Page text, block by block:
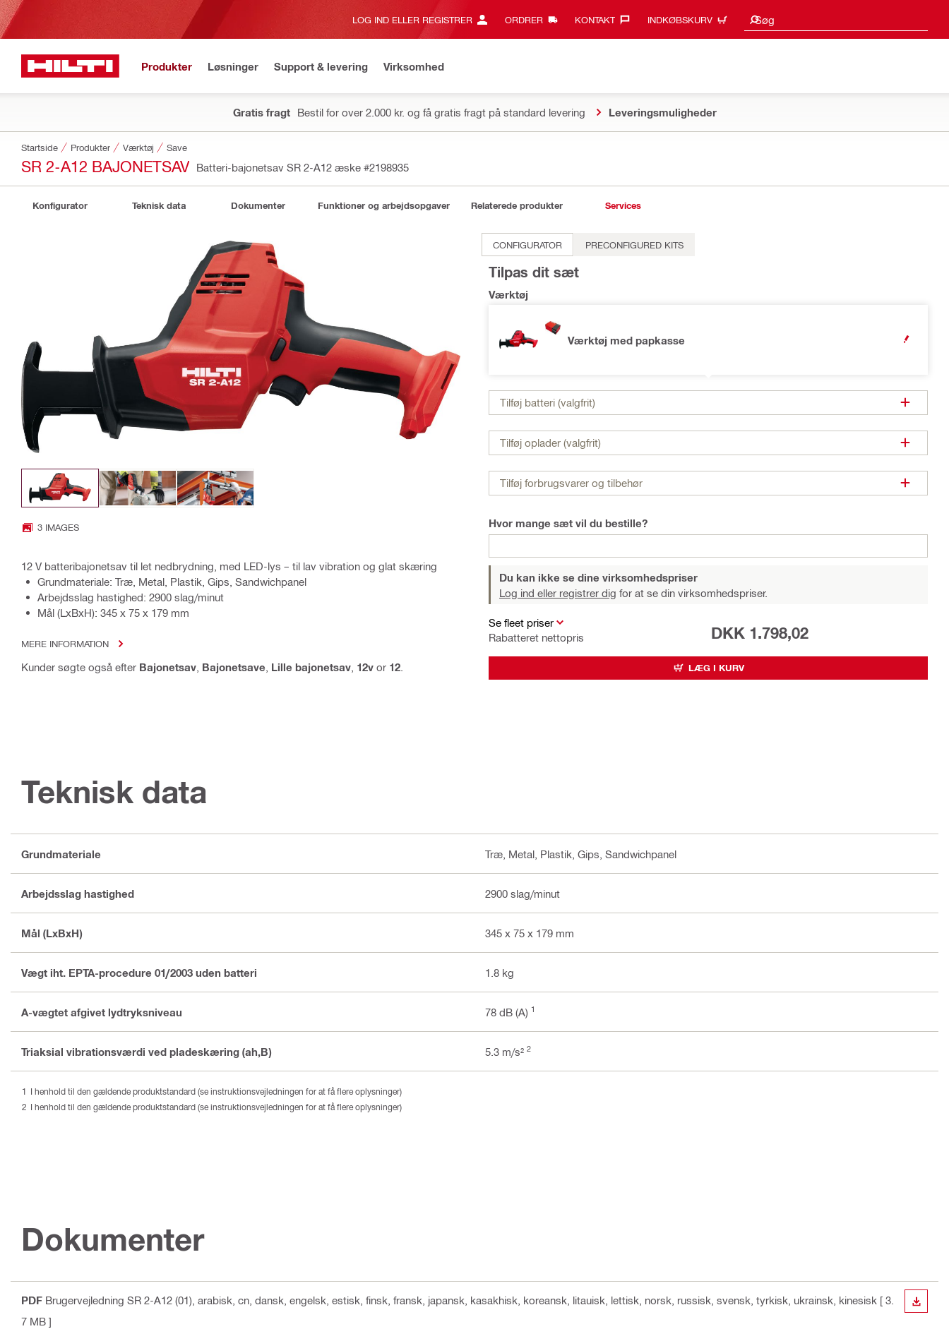
LOG IND ELLER REGISTRER ORDRER KONTAKT‎ INDKØBSKURV Søg
Søgeresultater
Produkter Løsninger Support & levering Virksomhed
Gratis fragt Bestil for over 2.000 kr. og få gratis fragt på standard levering Leveringsmuligheder
Startside Produkter Værktøj Save
SR 2-A12 BAJONETSAV Batteri-bajonetsav SR 2-A12 æske #2198935
Konfigurator Teknisk data Dokumenter Funktioner og arbejdsopgaver Relaterede produkter Services
3 IMAGES
12 V batteribajonetsav til let nedbrydning, med LED-lys – til lav vibration og glat skæring
Grundmateriale: Træ, Metal, Plastik, Gips, Sandwichpanel
Arbejdsslag hastighed: 2900 slag/minut
Mål (LxBxH): 345 x 75 x 179 mm
MERE INFORMATION
Kunder søgte også efter Bajonetsav Bajonetsave Lille bajonetsav 12v or 12
CONFIGURATOR PRECONFIGURED KITS
Tilpas dit sæt
Værktøj
Værktøj med papkasse OPEN
Tilføj batteri (valgfrit)
Tilføj oplader (valgfrit)
Tilføj forbrugsvarer og tilbehør
Hvor mange sæt vil du bestille?
Du kan ikke se dine virksomhedspriser
Log ind eller registrer dig for at se din virksomhedspriser.
Se fleet priser
Rabatteret nettopris
DKK 1.798,02
LÆG I KURV
Teknisk data
Grundmateriale Træ, Metal, Plastik, Gips, Sandwichpanel
Arbejdsslag hastighed 2900 slag/minut
Mål (LxBxH) 345 x 75 x 179 mm
Vægt iht. EPTA-procedure 01/2003 uden batteri 1.8 kg
A-vægtet afgivet lydtryksniveau 78 dB (A) 1
Triaksial vibrationsværdi ved pladeskæring (ah,B) 5.3 m/s² 2
I henhold til den gældende produktstandard (se instruktionsvejledningen for at få flere oplysninger)
I henhold til den gældende produktstandard (se instruktionsvejledningen for at få flere oplysninger)
Dokumenter
PDF Brugervejledning SR 2-A12 (01) , arabisk, cn, dansk, engelsk, estisk, finsk, fransk, japansk, kasakhisk, koreansk, litauisk, lettisk, norsk, russisk, svensk, tyrkisk, ukrainsk, kinesisk [ 3.
7 MB ]